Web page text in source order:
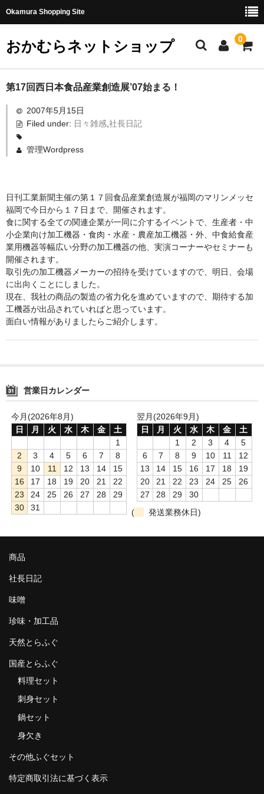
Okamura Shopping Site
おかむらネットショップ 0
商品
社長日記
味噌
国産とらふぐ
料理セット
刺身セット
鍋セット
身欠き
第17回西日本食品産業創造展’07始まる！
2007年5月15日
Filed under: 日々雑感, 社長日記
管理Wordpress
日刊工業新聞主催の第１７回食品産業創造展が福岡のマリンメッセ
福岡で今日から１７日まで、開催されます。
食に関する全ての関連企業が一同に介するイベントで、生産者・中
小企業向け加工機器・食肉・水産・農産加工機器・外、中食給食産
業用機器等幅広い分野の加工機器の他、実演コーナーやセミナーも
開催されます。
取引先の加工機器メーカーの招待を受けていますので、明日、会場
に出向くことにしました。
現在、我社の商品の製造の省力化を進めていますので、期待する加
工機器が出品されていればと思っています。
面白い情報がありましたらご紹介します。
営業日カレンダー
今月(2026年8月)
日
月 火 水 木 金
土
1
2
3 4 5 6 7
8
9
10 11 12 13 14
15
16
17 18 19 20 21
22
23
24 25 26 27 28
29
30
31
翌月(2026年9月)
日
月 火 水 木 金
土
1
2 3 4
5
6
7 8 9 10 11
12
13
14 15 16 17 18
19
20
21 22 23 24 25
26
27
28 29
30
(
発送業務休日)
商品
社長日記
味噌
珍味・加工品
天然とらふぐ
国産とらふぐ
料理セット
刺身セット
鍋セット
身欠き
その他ふぐセット
特定商取引法に基づく表示